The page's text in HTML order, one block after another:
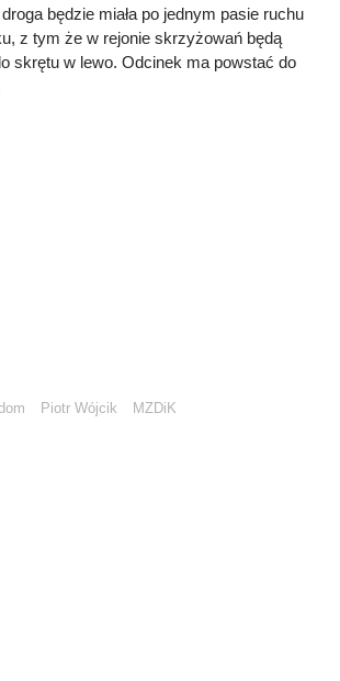
będzie miała po jednym pasie ruchu
z tym że w rejonie skrzyżowań będą
skrętu w lewo. Odcinek ma powstać do
Piotr Wójcik MZDiK